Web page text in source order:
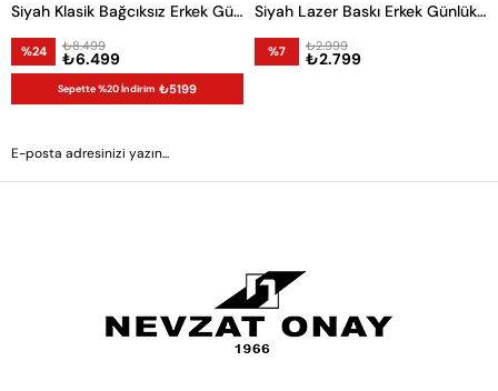
Siyah Klasik Bağcıksız Erkek Günlük Ayakkabı
%24 ₺6.499
₺8.499
Sepette %20 İndirim ₺5199
Siyah Lazer Baskı Erkek Günlük Ayakkabı
%7 ₺2.799
₺2.999